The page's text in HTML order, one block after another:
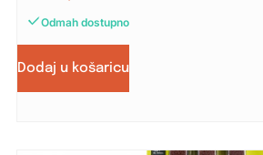
Odmah dostupno
Dodaj u košaricu